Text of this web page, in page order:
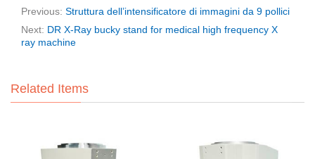
Previous: Struttura dell’intensificatore di immagini da 9 pollici
Next: DR X-Ray bucky stand for medical high frequency X
ray machine
Related Items